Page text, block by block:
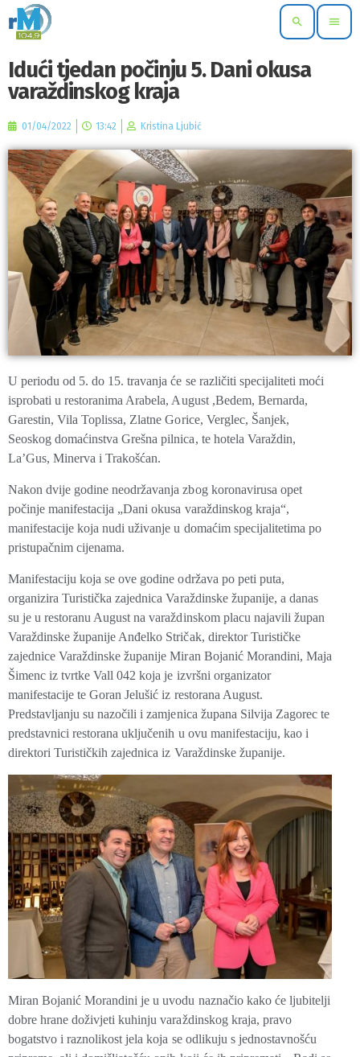
search menu
Idući tjedan počinju 5. Dani okusa
varaždinskog kraja
01/04/2022 13:42 Kristina Ljubić
U periodu od 5. do 15. travanja će se različiti specijaliteti moći
isprobati u restoranima Arabela, August ,Bedem, Bernarda,
Garestin, Vila Toplissa, Zlatne Gorice, Verglec, Šanjek,
Seoskog domaćinstva Grešna pilnica, te hotela Varaždin,
La’Gus, Minerva i Trakošćan.
Nakon dvije godine neodržavanja zbog koronavirusa opet
počinje manifestacija „Dani okusa varaždinskog kraja“,
manifestacije koja nudi uživanje u domaćim specijalitetima po
pristupačnim cijenama.
Manifestaciju koja se ove godine održava po peti puta,
organizira Turistička zajednica Varaždinske županije, a danas
su je u restoranu August na varaždinskom placu najavili župan
Varaždinske županije Anđelko Stričak, direktor Turističke
zajednice Varaždinske županije Miran Bojanić Morandini, Maja
Šimenciz tvrtke Vall 042 koja je izvršni organizator
manifestacije te Goran Jelušić iz restorana August.
Predstavljanju su nazočili i zamjenica župana Silvija Zagorec te
predstavnici restorana uključenih u ovu manifestaciju, kao i
direktori Turističkih zajednica iz Varaždinske županije.
Miran Bojanić Morandini je u uvodu naznačio kako će ljubitelji
dobre hrane doživjeti kuhinju varaždinskog kraja, pravo
bogatstvo i raznolikost jela koja se odlikuju s jednostavnošću